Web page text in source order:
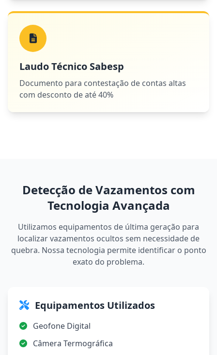
Laudo Técnico Sabesp
Documento para contestação de contas altas
com desconto de até 40%
Detecção de Vazamentos com
Tecnologia Avançada
Utilizamos equipamentos de última geração para
localizar vazamentos ocultos sem necessidade de
quebra. Nossa tecnologia permite identificar o ponto
exato do problema.
Equipamentos Utilizados
Geofone Digital
Câmera Termográfica